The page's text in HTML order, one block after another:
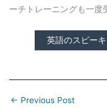
ーチトレーニングも一度
英語のスピー
← Previous Post